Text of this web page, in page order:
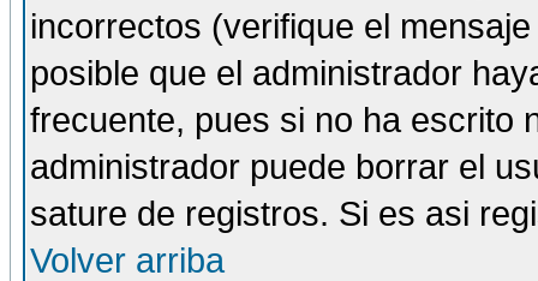
incorrectos (verifique el
posible que el administrador
frecuente, pues si no ha escrito
administrador puede borrar el
sature de registros. Si es asi
Volver arriba